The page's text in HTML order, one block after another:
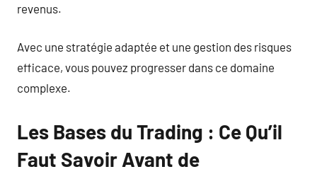
revenus.
Avec une stratégie adaptée et une gestion des risques
efficace, vous pouvez progresser dans ce domaine
complexe.
Les Bases du Trading : Ce Qu’il
Faut Savoir Avant de